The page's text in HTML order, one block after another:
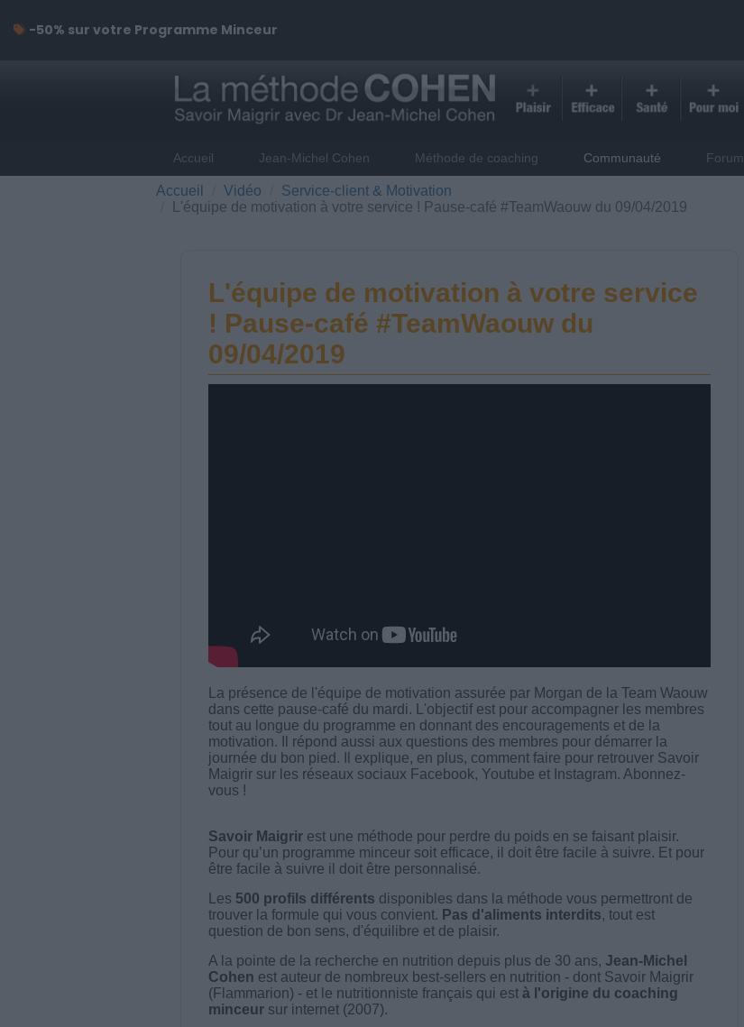
Accueil Jean-Michel Cohen Méthode de coaching Communauté Forum
Accueil Vidéo
Service-client & Motivation
L'équipe de motivation à votre service ! Pause-café #TeamWaouw du 09/04/2019
L'équipe de motivation à votre service
! Pause-café #TeamWaouw du
09/04/2019
La présence de l'équipe de motivation assurée par Morgan de la Team Waouw
dans cette pause-café du mardi. L'objectif est pour accompagner les membres
tout au longue du programme en donnant des encouragements et de la
motivation. Il répond aussi aux questions des membres pour démarrer la
journée du bon pied. Il explique, en plus, comment faire pour retrouver Savoir
Maigrir sur les réseaux sociaux Facebook, Youtube et Instagram. Abonnez-
vous !
Savoir Maigrirest une méthode pour perdre du poids en se faisant plaisir.
Pour qu’un programme minceur soit efficace, il doit être facile à suivre. Et pour
être facile à suivre il doit être personnalisé.
Les 500 profils différents disponibles dans la méthode vous permettront de
trouver la formule qui vous convient. Pas d'aliments interdits, tout est
question de bon sens, d'équilibre et de plaisir.
A la pointe de la recherche en nutrition depuis plus de 30 ans, Jean-Michel
Cohen est auteur de nombreux best-sellers en nutrition - dont Savoir Maigrir
(Flammarion) - et le nutritionniste français qui est à l'origine du coaching
minceursur internet (2007).
-50% sur votre Programme Minceur